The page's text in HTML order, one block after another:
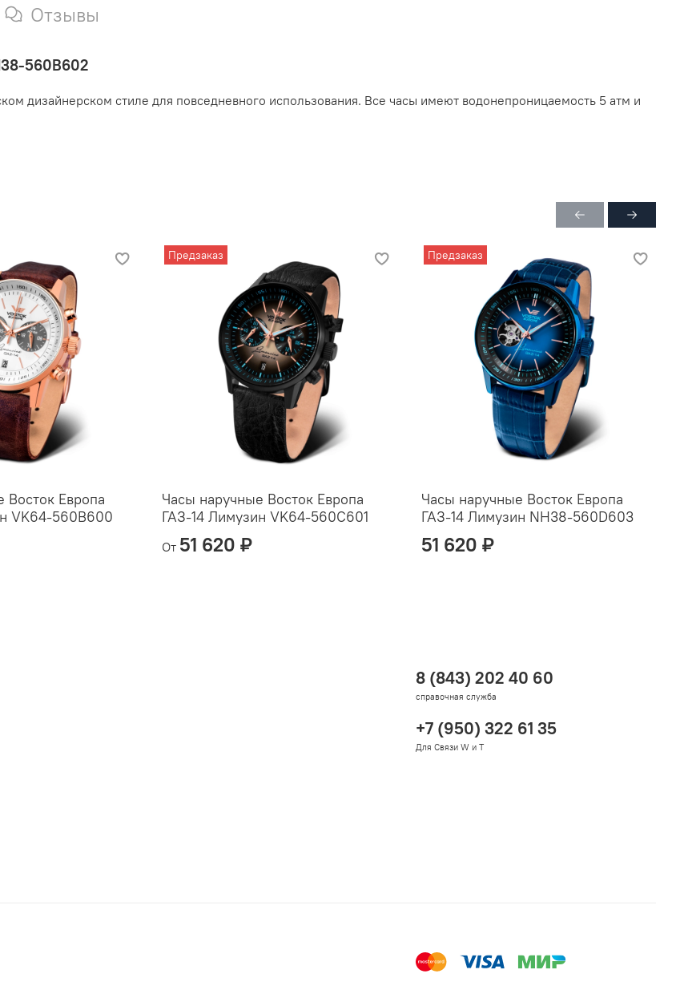
Отзывы
560B602
дизайнерском стиле для повседневного использования. Все часы имеют водонепроницаемость 5 атм и
Восток Европа
VK64-560B600
Предзаказ
Часы наручные Восток Европа
ГАЗ-14 Лимузин VK64-560C601
От 51 620 ₽
Предзаказ
Часы наручные Восток Европа
ГАЗ-14 Лимузин NH38-560D603
51 620 ₽
8 (843) 202 40 60
справочная служба
+7 (950) 322 61 35
Для Связи W и T